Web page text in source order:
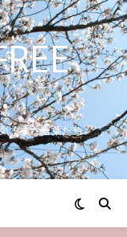
ままな言葉たち